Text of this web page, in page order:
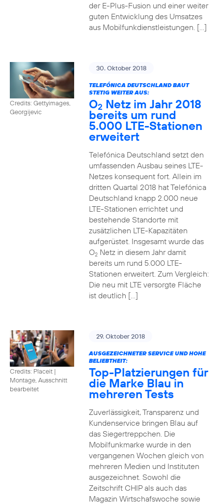
der E-Plus-Fusion und einer weiter
guten Entwicklung des Umsatzes
aus Mobilfunkdienstleistungen. […]
Credits: Gettyimages,
Georgijevic
30. Oktober 2018
TELEFÓNICA DEUTSCHLAND BAUT
STETIG WEITER AUS:
O2 Netz im Jahr 2018
bereits um rund
5.000 LTE-Stationen
erweitert
Telefónica Deutschland setzt den
umfassenden Ausbau seines LTE-
Netzes konsequent fort. Allein im
dritten Quartal 2018 hat Telefónica
Deutschland knapp 2.000 neue
LTE-Stationen errichtet und
bestehende Standorte mit
zusätzlichen LTE-Kapazitäten
aufgerüstet. Insgesamt wurde das
O2Netz in diesem Jahr damit
bereits um rund 5.000 LTE-
Stationen erweitert. Zum Vergleich:
Die neu mit LTE versorgte Fläche
ist deutlich […]
Credits: Placeit |
Montage, Ausschnitt
bearbeitet
29. Oktober 2018
AUSGEZEICHNETER SERVICE UND HOHE
BELIEBTHEIT:
Top-Platzierungen für
die Marke Blau in
mehreren Tests
Zuverlässigkeit, Transparenz und
Kundenservice bringen Blau auf
das Siegertreppchen. Die
Mobilfunkmarke wurde in den
vergangenen Wochen gleich von
mehreren Medien und Instituten
ausgezeichnet. Sowohl die
Zeitschrift CHIP als auch das
Magazin Wirtschafswoche sowie